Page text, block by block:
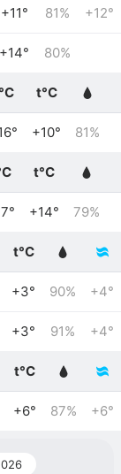
+11° 81% +12°
+14° 80%
t°C
+10° 81%
t°C
+14° 79%
t°C
+3° 90% +4°
+3° 91% +4°
t°C
+6° 87% +6°